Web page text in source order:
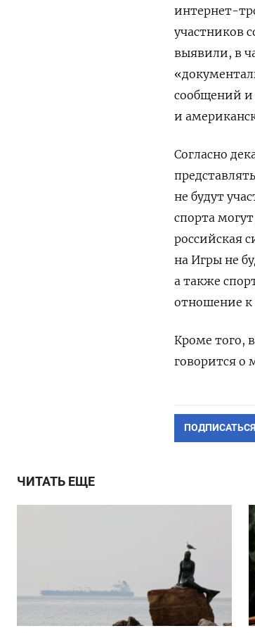
интернет-
участников
выявили, в
сообщений
и
Согласно
не будут
спорта
российская
на Игры не
а также
отношение к
Кроме того,
говорится о
ЧИТАТЬ ЕЩЕ